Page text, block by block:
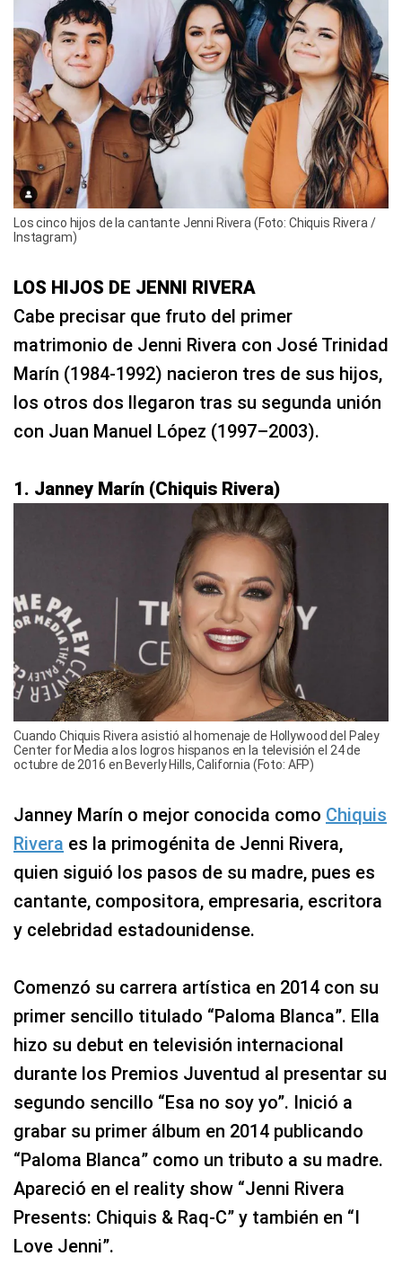
Los cinco hijos de la cantante Jenni Rivera (Foto: Chiquis Rivera /
Instagram)
LOS HIJOS DE JENNI RIVERA
Cabe precisar que fruto del primer
matrimonio de Jenni Rivera con José Trinidad
Marín (1984-1992) nacieron tres de sus hijos,
los otros dos llegaron tras su segunda unión
con Juan Manuel López (1997–2003).
1. Janney Marín (Chiquis Rivera)
Cuando Chiquis Rivera asistió al homenaje de Hollywood del Paley
Center for Media a los logros hispanos en la televisión el 24 de
octubre de 2016 en Beverly Hills, California (Foto: AFP)
Janney Marín o mejor conocida como Chiquis
Rivera es la primogénita de Jenni Rivera,
quien siguió los pasos de su madre, pues es
cantante, compositora, empresaria, escritora
y celebridad estadounidense.
Comenzó su carrera artística en 2014 con su
primer sencillo titulado “Paloma Blanca”. Ella
hizo su debut en televisión internacional
durante los Premios Juventud al presentar su
segundo sencillo “Esa no soy yo”. Inició a
grabar su primer álbum en 2014 publicando
“Paloma Blanca” como un tributo a su madre.
Apareció en el reality show “Jenni Rivera
Presents: Chiquis & Raq-C” y también en “I
Love Jenni”.